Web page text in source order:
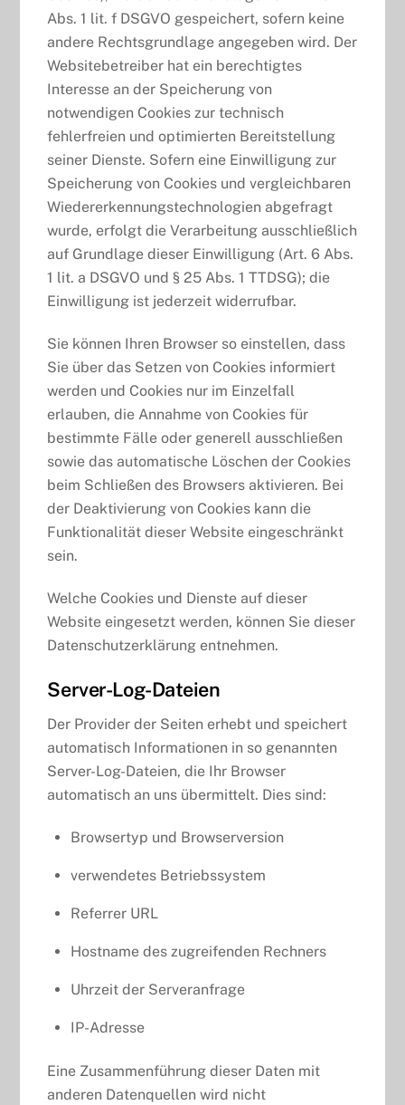
Abs. 1 lit. f DSGVO gespeichert, sofern keine
andere Rechtsgrundlage angegeben wird. Der
Websitebetreiber hat ein berechtigtes
Interesse an der Speicherung von
notwendigen Cookies zur technisch
fehlerfreien und optimierten Bereitstellung
seiner Dienste. Sofern eine Einwilligung zur
Speicherung von Cookies und vergleichbaren
Wiedererkennungstechnologien abgefragt
wurde, erfolgt die Verarbeitung ausschließlich
auf Grundlage dieser Einwilligung (Art. 6 Abs.
1 lit. a DSGVO und § 25 Abs. 1 TTDSG); die
Einwilligung ist jederzeit widerrufbar.
Sie können Ihren Browser so einstellen, dass
Sie über das Setzen von Cookies informiert
werden und Cookies nur im Einzelfall
erlauben, die Annahme von Cookies für
bestimmte Fälle oder generell ausschließen
sowie das automatische Löschen der Cookies
beim Schließen des Browsers aktivieren. Bei
der Deaktivierung von Cookies kann die
Funktionalität dieser Website eingeschränkt
sein.
Welche Cookies und Dienste auf dieser
Website eingesetzt werden, können Sie dieser
Datenschutzerklärung entnehmen.
Server-Log-Dateien
Der Provider der Seiten erhebt und speichert
automatisch Informationen in so genannten
Server-Log-Dateien, die Ihr Browser
automatisch an uns übermittelt. Dies sind:
Browsertyp und Browserversion
verwendetes Betriebssystem
Referrer URL
Hostname des zugreifenden Rechners
Uhrzeit der Serveranfrage
IP-Adresse
Eine Zusammenführung dieser Daten mit
anderen Datenquellen wird nicht